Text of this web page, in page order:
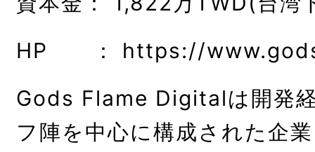
HP ： https://
Gods Flame Digitalは開発
フ陣を中心に構成された企